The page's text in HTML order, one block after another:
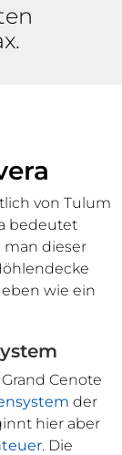
von Tulum
bedeutet
man dieser
wie ein
Cenote
der
hier aber
. Die